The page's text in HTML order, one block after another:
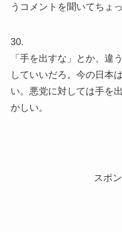
うコメントを聞いてちょ
30.
「手を出すな」とか、違
していいだろ。今の日本
い。悪党に対しては手を
かしい。
スポ